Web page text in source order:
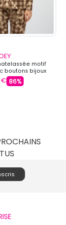
motif
boutons bijoux
JOEY
€ 86%